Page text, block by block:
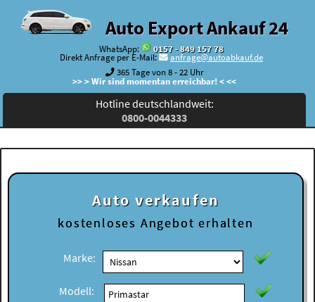
Auto Export Ankauf 24
WhatsApp:
0157 - 849 157 78
Direkt Anfrage per E-Mail:
anfrage@autoabkauf.de
365 Tage von 8 - 22 Uhr
>> > Wir sind momentan erreichbar! < <<
Hotline deutschlandweit:
0800-0044333
Auto verkaufen
kostenloses Angebot erhalten
Marke:
Modell: